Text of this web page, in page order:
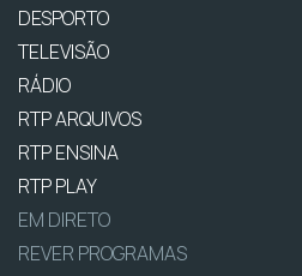
DESPORTO
TELEVISÃO
RÁDIO
RTP ARQUIVOS
RTP ENSINA
RTP PLAY
EM DIRETO
REVER PROGRAMAS